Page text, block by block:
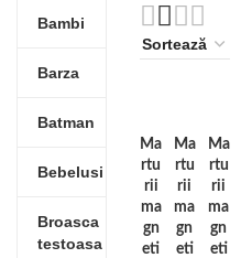
Bambi
Barza
Batman
Bebelusi
Broasca
testoasa
Ma
rtu
rii
ma
gn
eti
Ma
rtu
rii
ma
gn
eti
Ma
rtu
rii
ma
gn
eti